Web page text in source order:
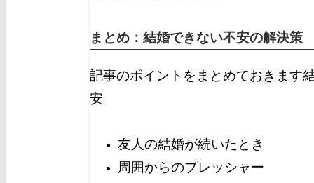
まとめ：結婚できない不安の解決策
記事のポイントをまとめておきます
安
友人の結婚が続いたとき
周囲からのプレッシャー